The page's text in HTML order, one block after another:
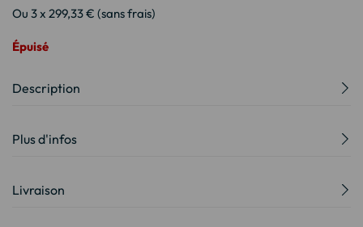
Ou 3 x 299,33 € (sans frais)
Épuisé
Description
Plus d'infos
Livraison